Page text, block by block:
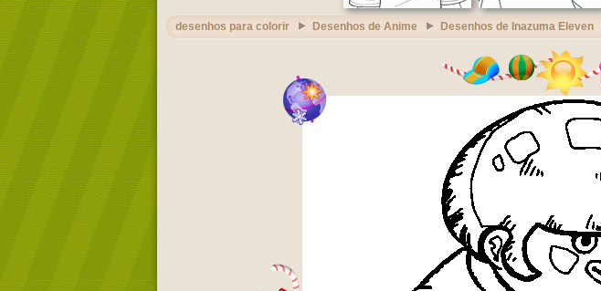
desenhos para colorir Desenhos de Anime Desenhos de Inazuma Eleven